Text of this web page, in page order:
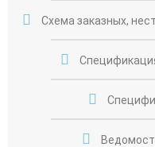
Схема заказных,